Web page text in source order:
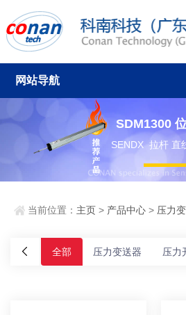
网站导航
SDM1300
SENDX 拉杆 直
当前位置： 主页 > 产品中心 > 压力
全部 压力变送器 压力